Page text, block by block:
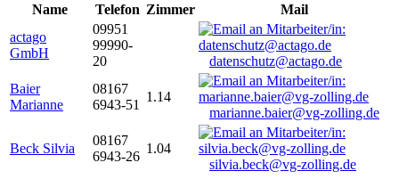
Name
Telefon Zimmer
Mail
actago
GmbH
09951
99990-
20
datenschutz@actago.de
Baier
Marianne
08167
6943-51
1.14
marianne.baier@vg-zolling.de
Beck Silvia
08167
6943-26
1.04
silvia.beck@vg-zolling.de